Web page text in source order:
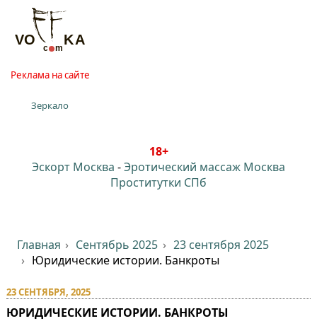
Реклама на сайте
Зеркало
18+
Эскорт Москва -Эротический массаж Москва
Проститутки СПб
Главная Сентябрь 2025
23 сентября 2025
Юридические истории. Банкроты
23 СЕНТЯБРЯ, 2025
ЮРИДИЧЕСКИЕ ИСТОРИИ. БАНКРОТЫ